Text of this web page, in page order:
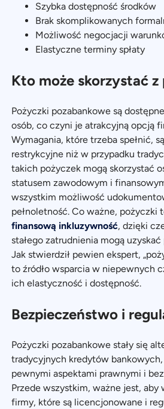
Szybka dostępność środków
Brak skomplikowanych
Możliwość negocjacji
Elastyczne terminy spłaty
Kto może skorzystać z
Pożyczki pozabankowe są
osób, co czyni je atrakcyjną opcją
Wymagania, które trzeba spełnić,
restrykcyjne niż w przypadku
takich pożyczek mogą skorzystać
statusem zawodowym i
wszystkim możliwość
pełnoletność. Co ważne, pożyczki
finansową inkluzywność, dzięki
stałego zatrudnienia mogą
Jak stwierdził pewien ekspert,
to źródło wsparcia w niepewnych
ich elastyczność i dostępność.
Bezpieczeństwo i
Pożyczki pozabankowe stały się
tradycyjnych kredytów
pewnymi aspektami prawnymi i
Przede wszystkim, ważne jest,
firmy, które są licencjonowane i